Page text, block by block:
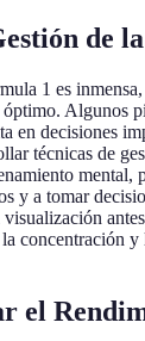
de
1 es
Algunos
en decisiones
técnicas de
mental,
y a tomar
concentración
el